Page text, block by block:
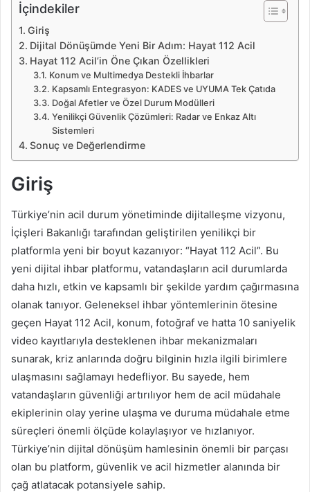
e
İçindekiler
Giriş
Dijital Dönüşümde Yeni Bir Adım: Hayat 112 Acil
Hayat 112 Acil’in Öne Çıkan Özellikleri
Konum ve Multimedya Destekli İhbarlar
Kapsamlı Entegrasyon: KADES ve UYUMA Tek Çatıda
Doğal Afetler ve Özel Durum Modülleri
Yenilikçi Güvenlik Çözümleri: Radar ve Enkaz Altı
Sistemleri
Sonuç ve Değerlendirme
Giriş
Türkiye’nin acil durum yönetiminde dijitalleşme vizyonu,
İçişleri Bakanlığı tarafından geliştirilen yenilikçi bir
platformla yeni bir boyut kazanıyor: “Hayat 112 Acil”. Bu
yeni dijital ihbar platformu, vatandaşların acil durumlarda
daha hızlı, etkin ve kapsamlı bir şekilde yardım çağırmasına
olanak tanıyor. Geleneksel ihbar yöntemlerinin ötesine
geçen Hayat 112 Acil, konum, fotoğraf ve hatta 10 saniyelik
video kayıtlarıyla desteklenen ihbar mekanizmaları
sunarak, kriz anlarında doğru bilginin hızla ilgili birimlere
ulaşmasını sağlamayı hedefliyor. Bu sayede, hem
vatandaşların güvenliği artırılıyor hem de acil müdahale
ekiplerinin olay yerine ulaşma ve duruma müdahale etme
süreçleri önemli ölçüde kolaylaşıyor ve hızlanıyor.
Türkiye’nin dijital dönüşüm hamlesinin önemli bir parçası
olan bu platform, güvenlik ve acil hizmetler alanında bir
çağ atlatacak potansiyele sahip.